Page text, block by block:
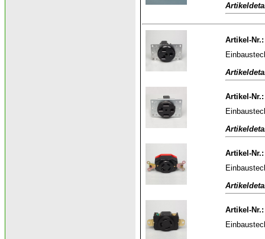
Artikel-Nr.:
Artikel-Nr.:
Artikel-Nr.:
Artikel-Nr.: